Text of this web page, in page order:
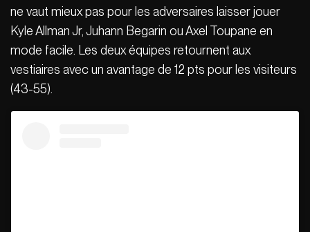
ne vaut mieux pas pour les adversaires laisser jouer
Kyle Allman Jr, Juhann Begarin ou Axel Toupane en
mode facile. Les deux équipes retournent aux
vestiaires avec un avantage de 12 pts pour les visiteurs
(43-55).